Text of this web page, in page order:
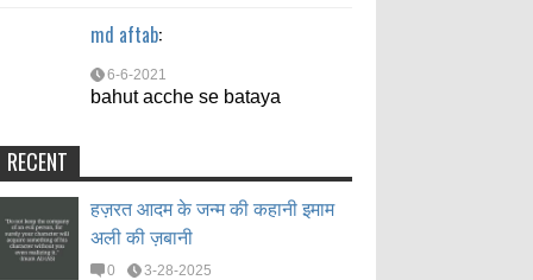
md aftab:
6-6-2021
bahut acche se bataya
RECENT
हज़रत आदम के जन्म की कहानी इमाम
अली की ज़बानी
0 3-28-2025